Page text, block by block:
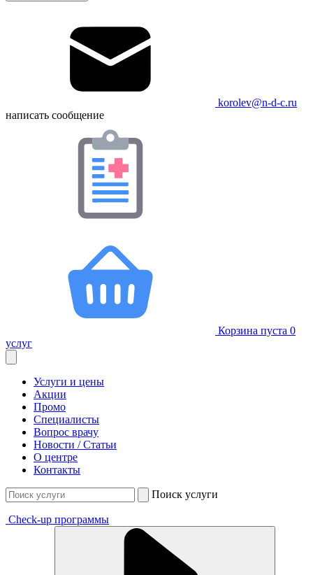
korolev@n-d-c.ru
написать сообщение
Корзина пуста 0
услуг
Услуги и цены
Акции
Промо
Специалисты
Вопрос врачу
Новости / Статьи
О центре
Контакты
Поиск услуги
Check-up программы